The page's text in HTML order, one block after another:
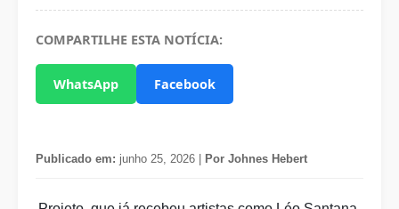
COMPARTILHE ESTA NOTÍCIA:
WhatsApp Facebook
Publicado em: junho 25, 2026 | Por Johnes Hebert